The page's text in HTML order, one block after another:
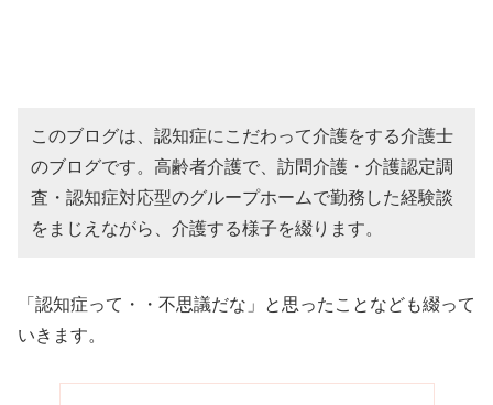
このブログは、認知症にこだわって介護をする介護士
のブログです。高齢者介護で、訪問介護・介護認定調
査・認知症対応型のグループホームで勤務した経験談
をまじえながら、介護する様子を綴ります。
「認知症って・・不思議だな」と思ったことなども綴って
いきます。